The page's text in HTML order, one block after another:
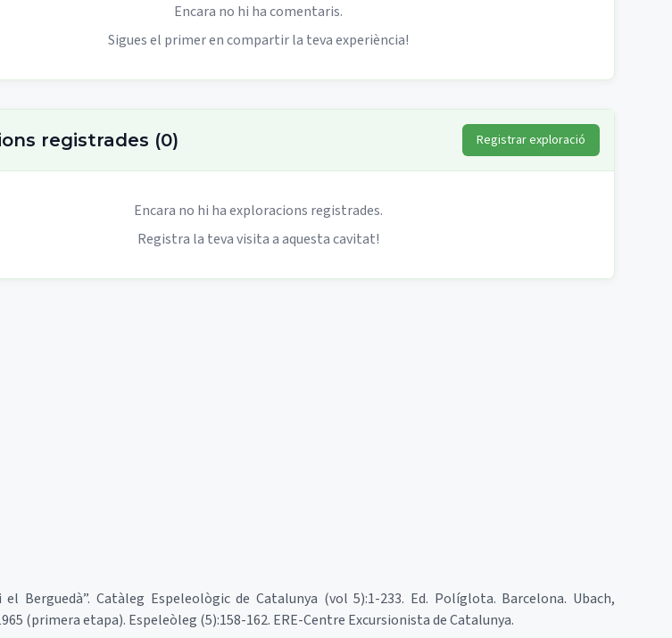
Encara no hi ha comentaris.
Sigues el primer en compartir la teva experiència!
registrades (0) Registrar exploració
Encara no hi ha exploracions registrades.
Registra la teva visita a aquesta cavitat!
Berguedà”. Catàleg Espeleològic de Catalunya (vol 5):1-233. Ed. Políglota. Barcelona. Ubach,
(primera etapa). Espeleòleg (5):158-162. ERE-Centre Excursionista de Catalunya.